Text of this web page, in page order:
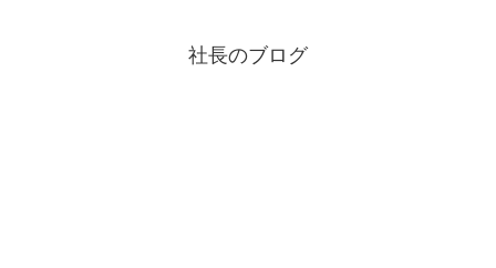
社長のブログ